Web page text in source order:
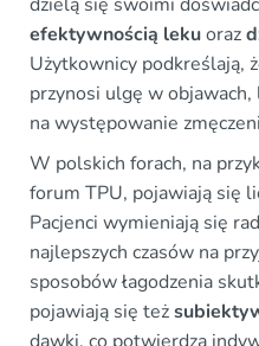
efektywnością lekuoraz
Użytkownicy podkreślają,
przynosi ulgę w objawach,
na występowanie
W polskich forach, na
forum TPU, pojawiają się
Pacjenci wymieniają się
najlepszych czasów na
sposobów łagodzenia
pojawiają się też